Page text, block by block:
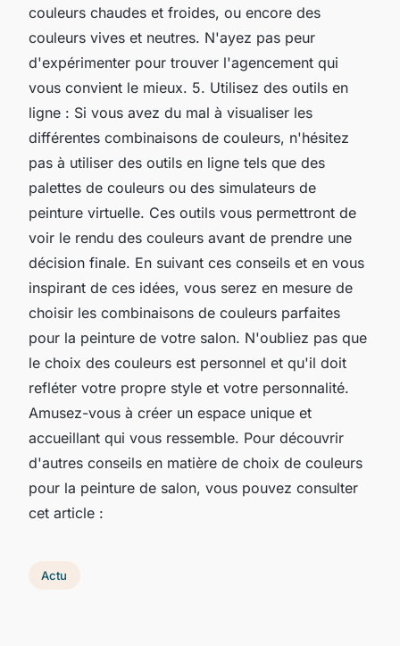
couleurs chaudes et froides, ou encore des
couleurs vives et neutres. N'ayez pas peur
d'expérimenter pour trouver l'agencement qui
vous convient le mieux. 5. Utilisez des outils en
ligne : Si vous avez du mal à visualiser les
différentes combinaisons de couleurs, n'hésitez
pas à utiliser des outils en ligne tels que des
palettes de couleurs ou des simulateurs de
peinture virtuelle. Ces outils vous permettront de
voir le rendu des couleurs avant de prendre une
décision finale. En suivant ces conseils et en vous
inspirant de ces idées, vous serez en mesure de
choisir les combinaisons de couleurs parfaites
pour la peinture de votre salon. N'oubliez pas que
le choix des couleurs est personnel et qu'il doit
refléter votre propre style et votre personnalité.
Amusez-vous à créer un espace unique et
accueillant qui vous ressemble. Pour découvrir
d'autres conseils en matière de choix de couleurs
pour la peinture de salon, vous pouvez consulter
cet article :
Actu